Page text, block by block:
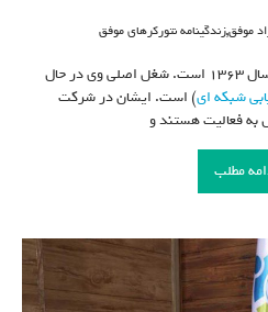
موفق,زندگینامه نتورکرهای موفق
مجید معین متولد ۱۷ مرداد ماه سال ۱۳۶۳ است. شغل اصلی وی در حال
شبکه ای) است. ایشان در شرکت
به فعالیت هستند و
مطلب